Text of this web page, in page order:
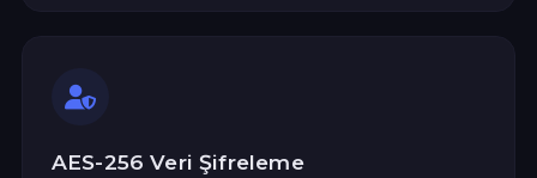
AES-256 Veri Şifreleme